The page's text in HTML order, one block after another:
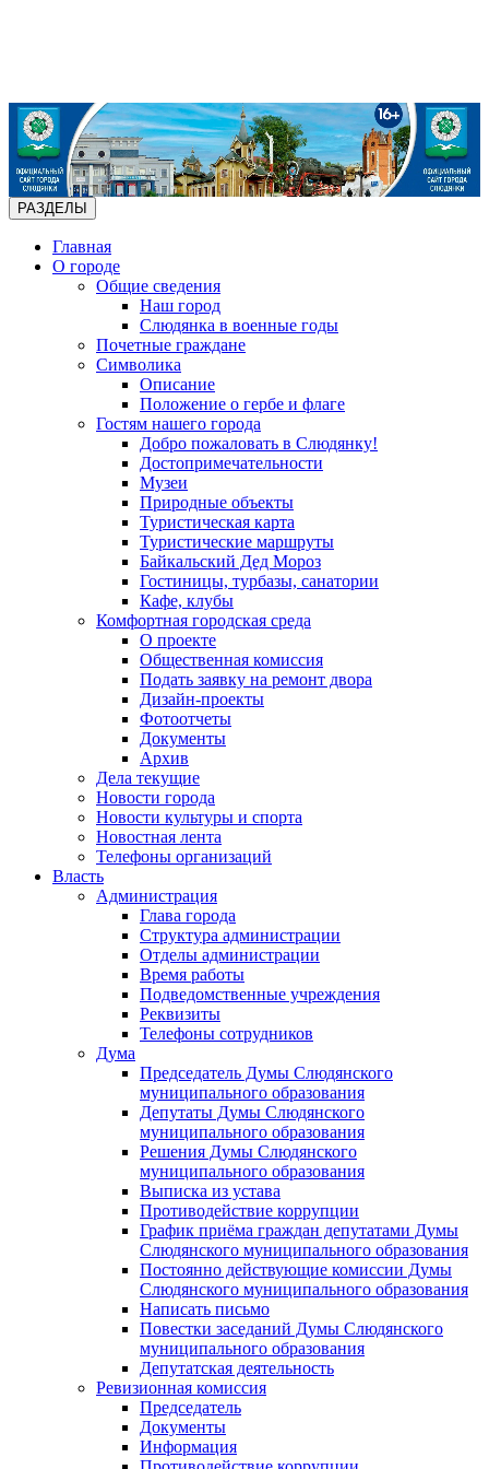
РАЗДЕЛЫ
Главная
О городе
Общие сведения
Наш город
Слюдянка в военные годы
Почетные граждане
Символика
Описание
Положение о гербе и флаге
Гостям нашего города
Добро пожаловать в Слюдянку!
Достопримечательности
Музеи
Природные объекты
Туристическая карта
Туристические маршруты
Байкальский Дед Мороз
Гостиницы, турбазы, санатории
Кафе, клубы
Комфортная городская среда
О проекте
Общественная комиссия
Подать заявку на ремонт двора
Дизайн-проекты
Фотоотчеты
Документы
Архив
Дела текущие
Новости города
Новости культуры и спорта
Новостная лента
Телефоны организаций
Власть
Администрация
Глава города
Структура администрации
Отделы администрации
Время работы
Подведомственные учреждения
Реквизиты
Телефоны сотрудников
Дума
Председатель Думы Слюдянского
муниципального образования
Депутаты Думы Слюдянского
муниципального образования
Решения Думы Слюдянского
муниципального образования
Выписка из устава
Противодействие коррупции
График приёма граждан депутатами Думы
Слюдянского муниципального образования
Постоянно действующие комиссии Думы
Слюдянского муниципального образования
Написать письмо
Повестки заседаний Думы Слюдянского
муниципального образования
Депутатская деятельность
Ревизионная комиссия
Председатель
Документы
Информация